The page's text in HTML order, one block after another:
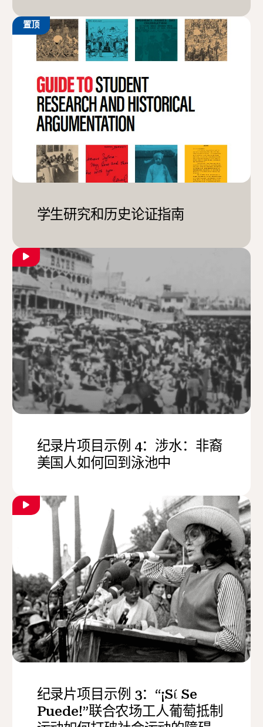
置顶
学生研究和历史论证指南
纪录片项目示例 4：涉水：非裔
美国人如何回到泳池中
纪录片项目示例 3：“¡Sί Se
Puede!”联合农场工人葡萄抵制